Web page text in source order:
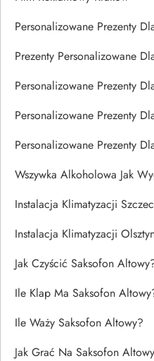
Personalizowane Prezenty
Prezenty Personalizowane
Personalizowane Prezenty
Personalizowane Prezenty
Personalizowane Prezenty
Wszywka Alkoholowa Jak
Instalacja Klimatyzacji
Instalacja Klimatyzacji
Jak Czyścić Saksofon
Ile Klap Ma Saksofon
Ile Waży Saksofon Altowy?
Jak Grać Na Saksofon